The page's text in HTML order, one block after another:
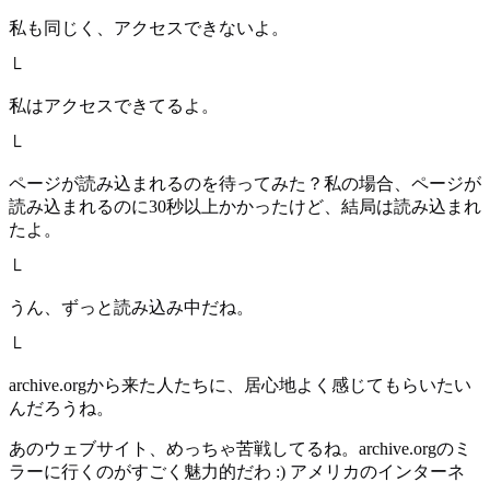
私も同じく、アクセスできないよ。
└
私はアクセスできてるよ。
└
ページが読み込まれるのを待ってみた？私の場合、ページが
読み込まれるのに30秒以上かかったけど、結局は読み込まれ
たよ。
└
うん、ずっと読み込み中だね。
└
archive.orgから来た人たちに、居心地よく感じてもらいたい
んだろうね。
あのウェブサイト、めっちゃ苦戦してるね。archive.orgのミ
ラーに行くのがすごく魅力的だわ :) アメリカのインターネ